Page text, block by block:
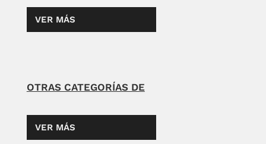
VER MÁS
OTRAS CATEGORÍAS DE
VER MÁS